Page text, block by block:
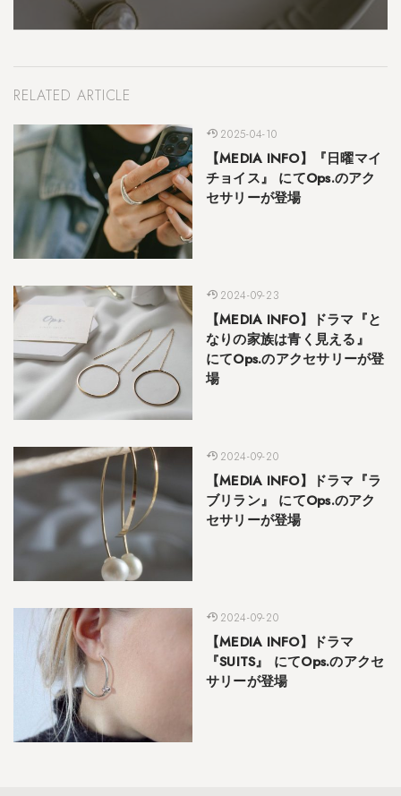
RELATED ARTICLE
2025-04-10
【MEDIA INFO】『日曜マイ
チョイス』 にてOps.のアク
セサリーが登場
2024-09-23
【MEDIA INFO】ドラマ『と
なりの家族は青く見える』
にてOps.のアクセサリーが登
場
2024-09-20
【MEDIA INFO】ドラマ『ラ
ブリラン』 にてOps.のアク
セサリーが登場
2024-09-20
【MEDIA INFO】ドラマ
『SUITS』 にてOps.のアクセ
サリーが登場